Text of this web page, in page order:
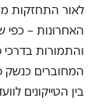
לאור התחזקות
האחרונות – כפי
והתמורות
המחוברים כנשק
בין הטייקונים